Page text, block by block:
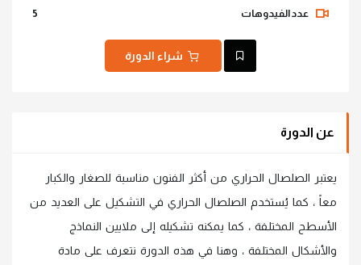
عن الدورة
يعتبر الصلصال الحراري من أكثر الفنون مناسبة للصغار والكبار
معاً ، كما يُستخدم الصلصال الحراري في التشكيل على العديد من
الأسطح المختلفة ، كما يمكنه تشكيله إلى ملايين النماذج
والأشكال المختلفة ، وهنا في هذه الدورة نتعرف على مادة
عدد الفيدوهات 5